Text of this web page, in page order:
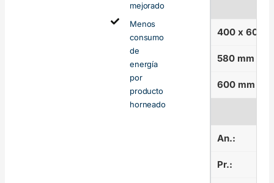
mejorado
Menos
consumo
de
energía
por
producto
horneado
400 x 600
580 mm x
600 mm x
An.:
Pr.: